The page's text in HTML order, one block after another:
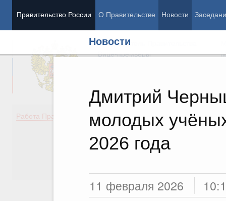
Правительство России О Правительстве Новости
Новости
Дмитрий
молодых
2026 года
11 февраля 2026
Председатель Правительства
Вице-премьеры
Работа Правительства
Демография
Здоровье
Культура